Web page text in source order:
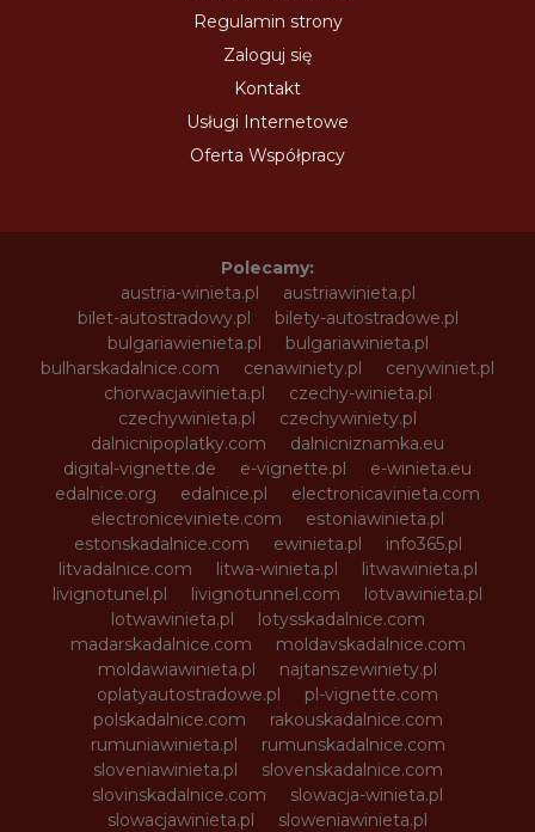
Regulamin strony
Zaloguj się
Kontakt
Usługi Internetowe
Oferta Współpracy
Polecamy:
austria-winieta.pl
austriawinieta.pl
bilet-autostradowy.pl
bilety-autostradowe.pl
bulgariawienieta.pl
bulgariawinieta.pl
bulharskadalnice.com
cenawiniety.pl
cenywiniet.pl
chorwacjawinieta.pl
czechy-winieta.pl
czechywinieta.pl
czechywiniety.pl
dalnicnipoplatky.com
dalnicniznamka.eu
digital-vignette.de
e-vignette.pl
e-winieta.eu
edalnice.org
edalnice.pl
electronicavinieta.com
electroniceviniete.com
estoniawinieta.pl
estonskadalnice.com
ewinieta.pl
info365.pl
litvadalnice.com
litwa-winieta.pl
litwawinieta.pl
livignotunel.pl
livignotunnel.com
lotvawinieta.pl
lotwawinieta.pl
lotysskadalnice.com
madarskadalnice.com
moldavskadalnice.com
moldawiawinieta.pl
najtanszewiniety.pl
oplatyautostradowe.pl
pl-vignette.com
polskadalnice.com
rakouskadalnice.com
rumuniawinieta.pl
rumunskadalnice.com
sloveniawinieta.pl
slovenskadalnice.com
slovinskadalnice.com
slowacja-winieta.pl
slowacjawinieta.pl
sloweniawinieta.pl